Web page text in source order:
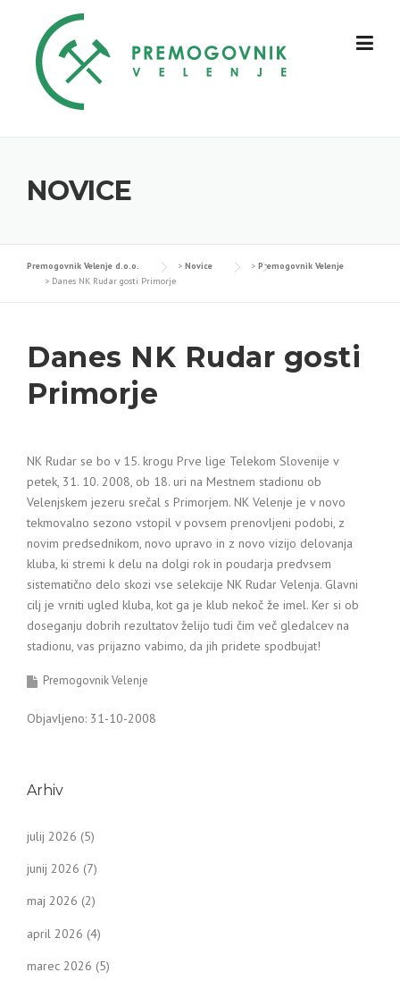
content
NOVICE
Premogovnik Velenje d.o.o. > Novice > Premogovnik Velenje
> Danes NK Rudar gosti Primorje
Danes NK Rudar gosti
Primorje
NK Rudar se bo v 15. krogu Prve lige Telekom Slovenije v
petek, 31. 10. 2008, ob 18. uri na Mestnem stadionu ob
Velenjskem jezeru srečal s Primorjem. NK Velenje je v novo
tekmovalno sezono vstopil v povsem prenovljeni podobi, z
novim predsednikom, novo upravo in z novo vizijo delovanja
kluba, ki stremi k delu na dolgi rok in poudarja predvsem
sistematično delo skozi vse selekcije NK Rudar Velenja. Glavni
cilj je vrniti ugled kluba, kot ga je klub nekoč že imel. Ker si ob
doseganju dobrih rezultatov želijo tudi čim več gledalcev na
stadionu, vas prijazno vabimo, da jih pridete spodbujat!
Premogovnik Velenje
Objavljeno: 31-10-2008
Arhiv
julij 2026 (5)
junij 2026 (7)
maj 2026 (2)
april 2026 (4)
marec 2026 (5)